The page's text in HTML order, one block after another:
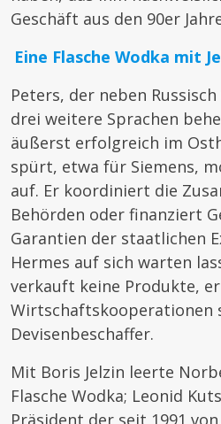
Geschäft aus den 90er
Eine Flasche Wodka mit
Peters, der neben
drei weitere Sprachen
äußerst erfolgreich im
spürt, etwa für Siemens,
auf. Er koordiniert die
Behörden oder finanziert
Garantien der staatlichen
Hermes auf sich warten
verkauft keine Produkte,
Wirtschaftskooperationen
Devisenbeschaffer.
Mit Boris Jelzin leerte
Flasche Wodka; Leonid
Präsident der seit 1991